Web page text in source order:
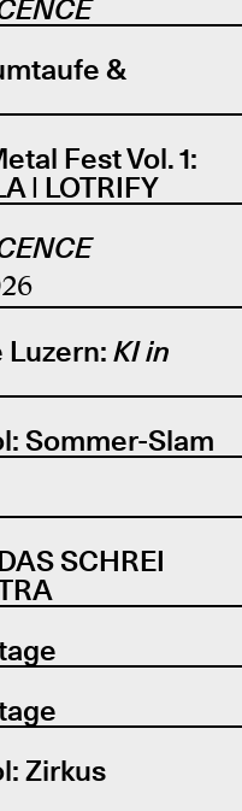
&
Fest Vol. 1:
| LOTRIFY
KI in
Sommer-Slam
SCHREI
Zirkus